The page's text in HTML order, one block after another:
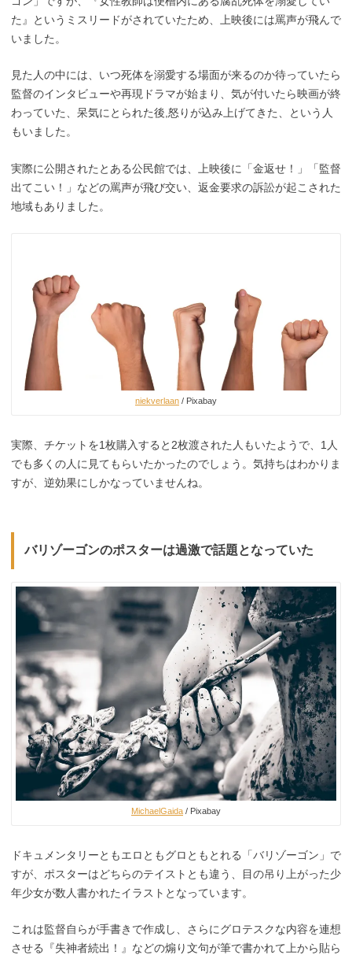
た』というミスリードがされていたため、上映後には罵声が飛んで
いました。
見た人の中には、いつ死体を溺愛する場面が来るのか待っていたら
監督のインタビューや再現ドラマが始まり、気が付いたら映画が終
わっていた、呆気にとられた後,怒りが込み上げてきた、という人
もいました。
実際に公開されたとある公民館では、上映後に「金返せ！」「監督
出てこい！」などの罵声が飛び交い、返金要求の訴訟が起こされた
地域もありました。
niekverlaan / Pixabay
実際、チケットを1枚購入すると2枚渡された人もいたようで、1人
でも多くの人に見てもらいたかったのでしょう。気持ちはわかりま
すが、逆効果にしかなっていませんね。
バリゾーゴンのポスターは過激で話題となっていた
MichaelGaida / Pixabay
ドキュメンタリーともエロともグロともとれる「バリゾーゴン」で
すが、ポスターはどちらのテイストとも違う、目の吊り上がった少
年少女が数人書かれたイラストとなっています。
これは監督自らが手書きで作成し、さらにグロテスクな内容を連想
させる『失神者続出！』などの煽り文句が筆で書かれて上から貼ら